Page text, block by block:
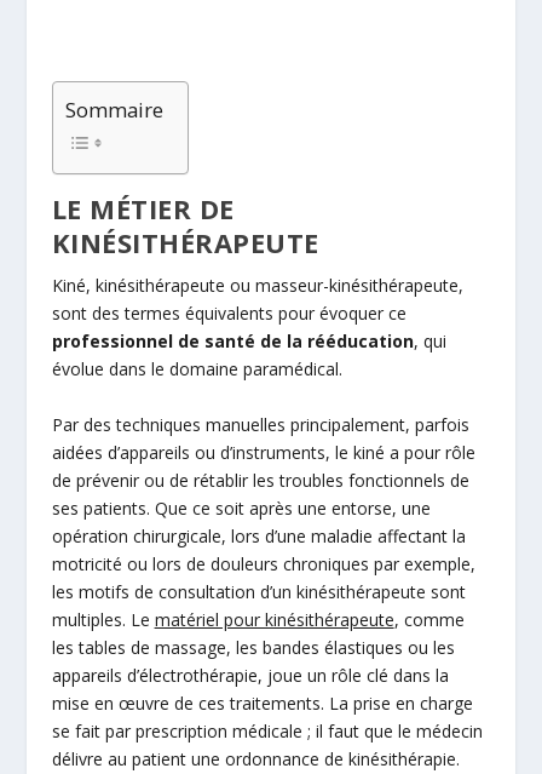
Sommaire
LE MÉTIER DE
KINÉSITHÉRAPEUTE
Kiné, kinésithérapeute ou masseur-kinésithérapeute,
sont des termes équivalents pour évoquer ce
professionnel de santé de la rééducation, qui
évolue dans le domaine paramédical.
Par des techniques manuelles principalement, parfois
aidées d’appareils ou d’instruments, le kiné a pour rôle
de prévenir ou de rétablir les troubles fonctionnels de
ses patients. Que ce soit après une entorse, une
opération chirurgicale, lors d’une maladie affectant la
motricité ou lors de douleurs chroniques par exemple,
les motifs de consultation d’un kinésithérapeute sont
multiples. Le matériel pour kinésithérapeute, comme
les tables de massage, les bandes élastiques ou les
appareils d’électrothérapie, joue un rôle clé dans la
mise en œuvre de ces traitements. La prise en charge
se fait par prescription médicale ; il faut que le médecin
délivre au patient une ordonnance de kinésithérapie.